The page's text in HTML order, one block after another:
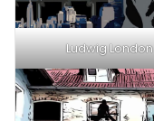
Ludwig London